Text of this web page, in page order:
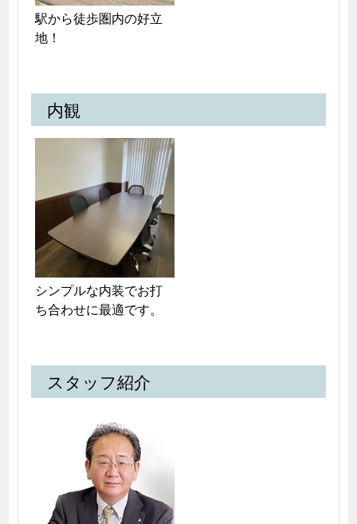
駅から徒歩圏内の好立
地！
内観
シンプルな内装でお打
ち合わせに最適です。
スタッフ紹介